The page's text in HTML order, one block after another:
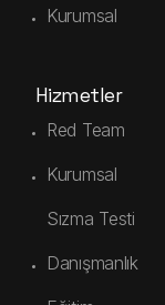
Kurumsal
Hizmetler
Red Team
Kurumsal
Sızma Testi
Danışmanlık